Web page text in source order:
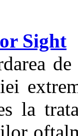
Sight
la